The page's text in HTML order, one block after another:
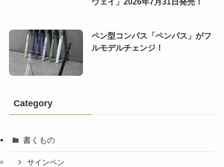
ペン型コンパス「ペンパス」がフ
ルモデルチェンジ！
Category
書くもの
サインペン